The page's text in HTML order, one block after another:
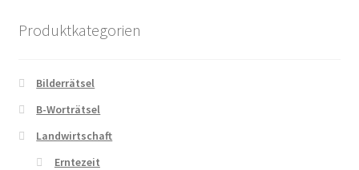
Produktkategorien
Bilderrätsel
B-Worträtsel
Landwirtschaft
Erntezeit